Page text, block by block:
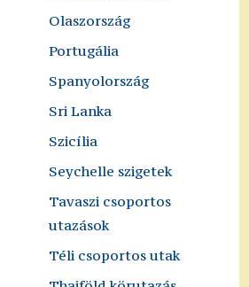
Olaszország
Portugália
Spanyolország
Sri Lanka
Szicília
Seychelle szigetek
Tavaszi csoportos
utazások
Téli csoportos utak